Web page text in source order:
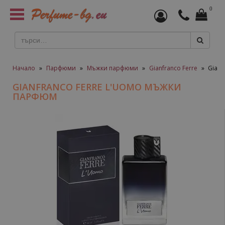
Toggle
navigation
0
Начало » Парфюми » Мъжки парфюми » Gianfranco Ferre »
GIANFRANCO FERRE L'UOMO МЪЖКИ
ПАРФЮМ